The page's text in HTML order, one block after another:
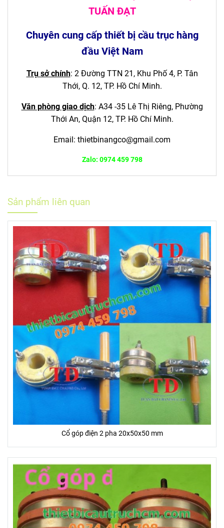
TUẤN ĐẠT
Chuyên cung cấp thiết bị cầu trục hàng
đầu Việt Nam
Trụ sở chính: 2 Đường TTN 21, Khu Phố 4, P. Tân
Thới, Q. 12, TP. Hồ Chí Minh.
Văn phòng giao dịch: A34 -35 Lê Thị Riêng, Phường
Thới An, Quận 12, TP. Hồ Chí Minh.
Email: thietbinangco@gmail.com
Zalo: 0974 459 798
Sản phẩm liên quan
Cổ góp điện 2 pha 20x50x50 mm